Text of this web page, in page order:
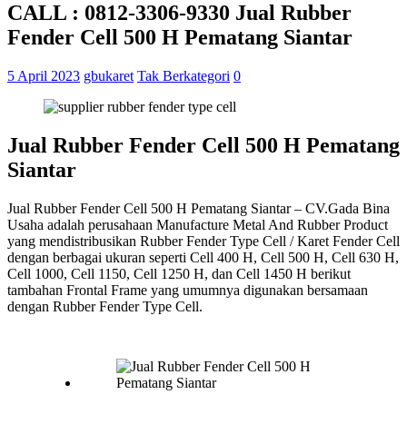
CALL : 0812-3306-9330 Jual Rubber
Fender Cell 500 H Pematang Siantar
5 April 2023 gbukaret Tak Berkategori 0
Jual Rubber Fender Cell 500 H Pematang
Siantar
Jual Rubber Fender Cell 500 H Pematang Siantar – CV.Gada Bina
Usaha adalah perusahaan Manufacture Metal And Rubber Product
yang mendistribusikan Rubber Fender Type Cell / Karet Fender Cell
dengan berbagai ukuran seperti Cell 400 H, Cell 500 H, Cell 630 H,
Cell 1000, Cell 1150, Cell 1250 H, dan Cell 1450 H berikut
tambahan Frontal Frame yang umumnya digunakan bersamaan
dengan Rubber Fender Type Cell.